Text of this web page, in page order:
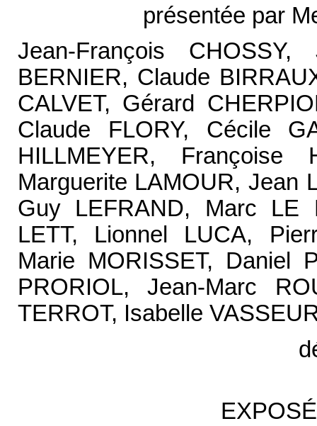
présentée par
Jean-François
BERNIER, Claude
CALVET, Gérard
Claude FLORY, Cécile
HILLMEYER, Françoise
Marguerite LAMOUR, Jean
Guy LEFRAND, Marc LE
LETT, Lionnel LUCA,
Marie MORISSET, Daniel
PRORIOL, Jean-Marc
TERROT, Isabelle